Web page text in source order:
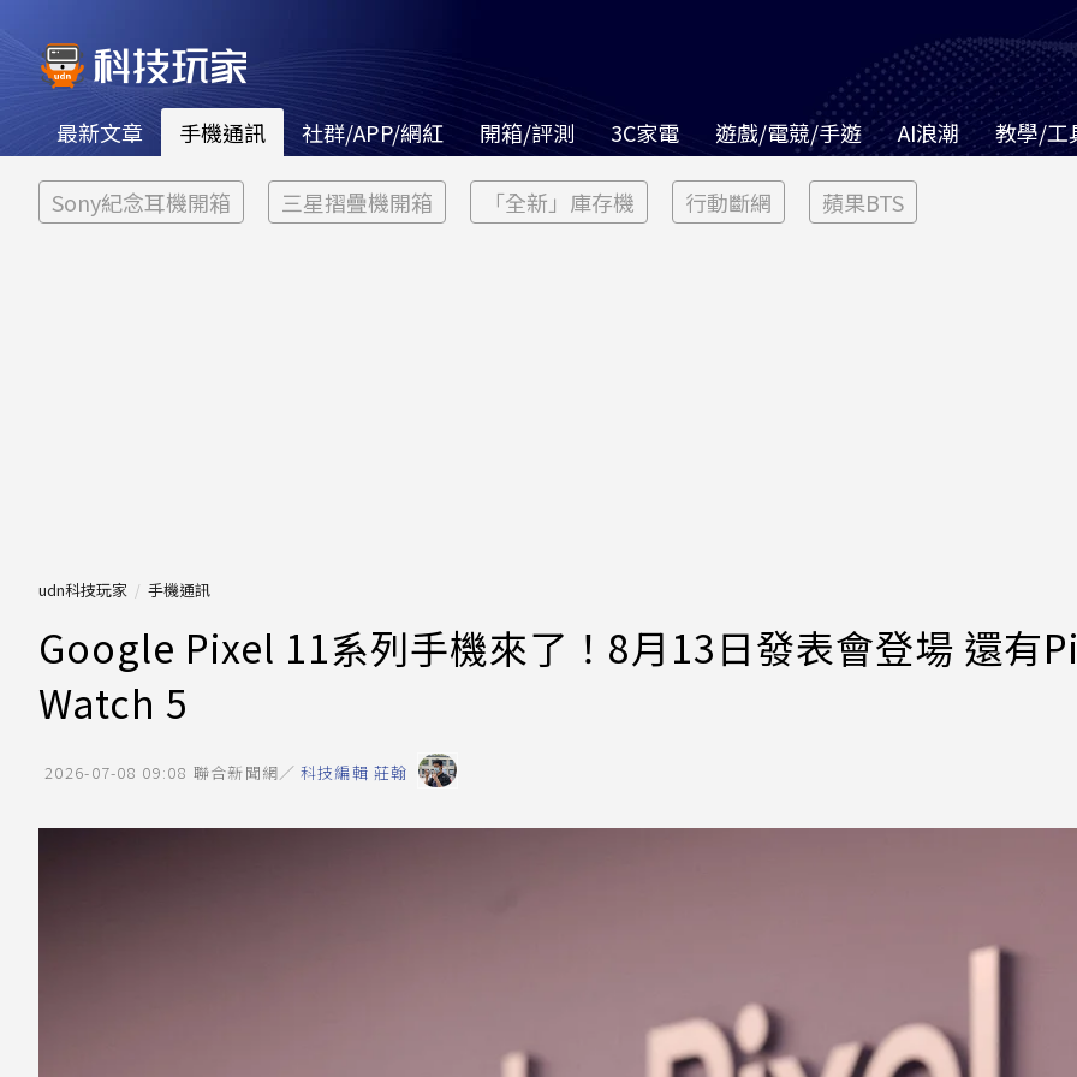
最新文章 手機通訊 社群/APP/網紅 開箱/評測 3C家電 遊戲/電競/手遊 AI浪潮 教學/工
Sony紀念耳機開箱 三星摺疊機開箱 「全新」庫存機 行動斷網 蘋果BTS
udn科技玩家 手機通訊
Google Pixel 11系列手機來了！8月13日發表會登場 還有
Watch 5
2026-07-08 09:08 聯合新聞網／ 科技編輯 莊翰